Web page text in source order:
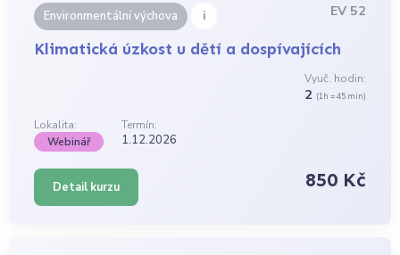
Environmentální výchova i EV 52
Klimatická úzkost u dětí a dospívajících
Vyuč. hodin:
2 (1h = 45 min)
Lokalita:
Termín:
Webinář
1.12.2026
Detail kurzu 850 Kč